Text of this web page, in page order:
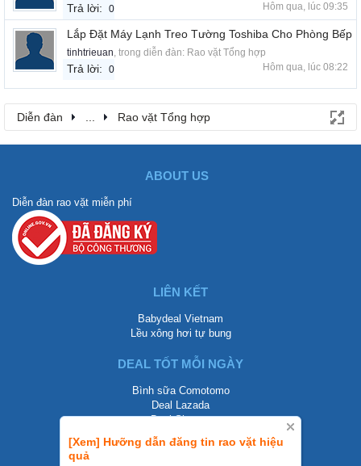
[Xem] Hưỡng dẫn đăng tin rao vặt hiệu
quả
Trả lời: 0 Hôm qua, lúc 09:35
Lắp Đặt Máy Lạnh Treo Tường Toshiba Cho Phòng Bếp
tinhtrieuan, trong diễn đàn: Rao vặt Tổng hợp
Trả lời: 0 Hôm qua, lúc 08:22
Diễn đàn ... Rao vặt Tổng hợp
ABOUT US
Diễn đàn rao vặt miễn phí
LIÊN KẾT
Babydeal Vietnam
Lều xông hơi tự bung
DEAL TỐT MỖI NGÀY
Bình sữa Comotomo
Deal Lazada
Deal Shopee
LIÊN HỆ